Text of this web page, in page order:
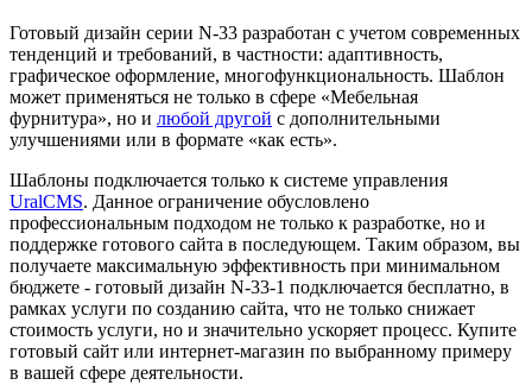
Готовый дизайн серии N-33 разработан с учетом современных
тенденций и требований, в частности: адаптивность,
графическое оформление, многофункциональность. Шаблон
может применяться не только в сфере «Мебельная
фурнитура», но и любой другой с дополнительными
улучшениями или в формате «как есть».
Шаблоны подключается только к системе управления
UralCMS. Данное ограничение обусловлено
профессиональным подходом не только к разработке, но и
поддержке готового сайта в последующем. Таким образом, вы
получаете максимальную эффективность при минимальном
бюджете - готовый дизайн N-33-1 подключается бесплатно, в
рамках услуги по созданию сайта, что не только снижает
стоимость услуги, но и значительно ускоряет процесс. Купите
готовый сайт или интернет-магазин по выбранному примеру
в вашей сфере деятельности.